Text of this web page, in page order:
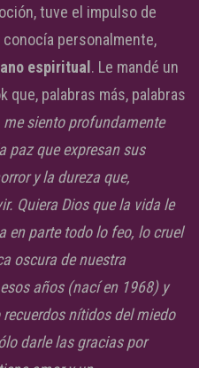
tuve el impulso de
personalmente,
espiritual . Le mandé un
que, palabras más, palabras
me siento profundamente
paz que expresan sus
y la dureza que,
Quiera Dios que la vida le
en parte todo lo feo, lo cruel
oscura de nuestra
años (nací en 1968) y
nítidos del miedo
darle las gracias por